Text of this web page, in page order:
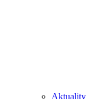
Aktuality